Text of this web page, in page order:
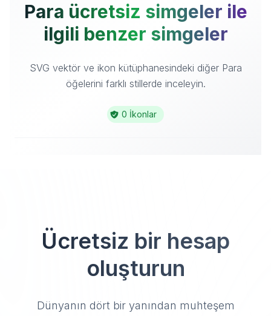
Para ücretsiz simgeler ile
ilgili benzer simgeler
SVG vektör ve ikon kütüphanesindeki diğer Para
öğelerini farklı stillerde inceleyin.
0 İkonlar
Ücretsiz bir hesap
oluşturun
Dünyanın dört bir yanından muhteşem